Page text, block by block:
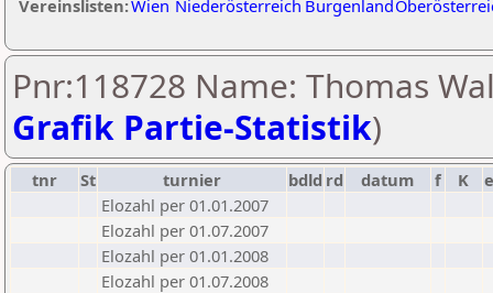
Vereinslisten:Wien Niederösterreich Burgenland
Pnr:118728 Name: Thomas
Grafik Partie-Statistik)
tnr St turnier bdld rd datum f K
Elozahl per 01.01.2007
Elozahl per 01.07.2007
Elozahl per 01.01.2008
Elozahl per 01.07.2008